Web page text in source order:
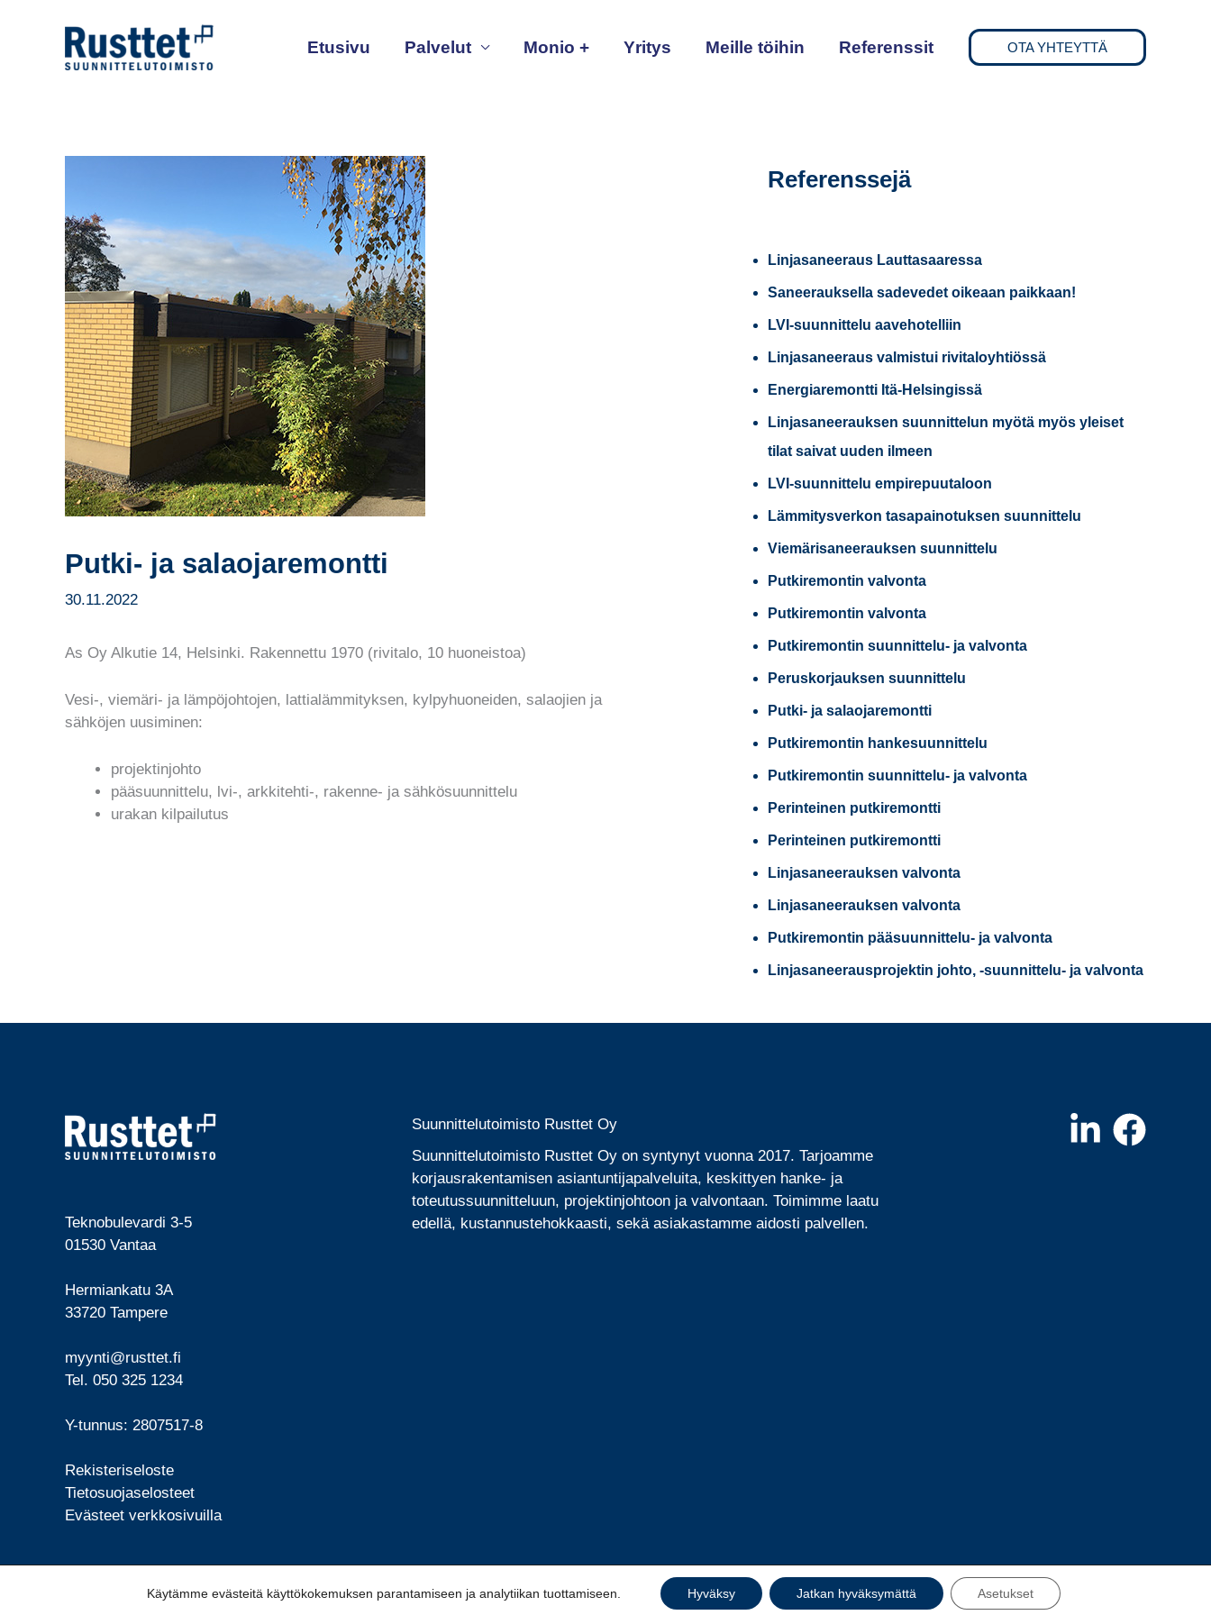
Etusivu Palvelut Monio + Yritys Meille töihin Referenssit OTA YHTEYTTÄ
Putki- ja salaojaremontti
30.11.2022
As Oy Alkutie 14, Helsinki. Rakennettu 1970 (rivitalo, 10 huoneistoa)
Vesi-, viemäri- ja lämpöjohtojen, lattialämmityksen, kylpyhuoneiden, salaojien ja
sähköjen uusiminen:
projektinjohto
pääsuunnittelu, lvi-, arkkitehti-, rakenne- ja sähkösuunnittelu
urakan kilpailutus
Referenssejä
Linjasaneeraus Lauttasaaressa
Saneerauksella sadevedet oikeaan paikkaan!
LVI-suunnittelu aavehotelliin
Linjasaneeraus valmistui rivitaloyhtiössä
Energiaremontti Itä-Helsingissä
Linjasaneerauksen suunnittelun myötä myös yleiset
tilat saivat uuden ilmeen
LVI-suunnittelu empirepuutaloon
Lämmitysverkon tasapainotuksen suunnittelu
Viemärisaneerauksen suunnittelu
Putkiremontin valvonta
Putkiremontin valvonta
Putkiremontin suunnittelu- ja valvonta
Peruskorjauksen suunnittelu
Putki- ja salaojaremontti
Putkiremontin hankesuunnittelu
Putkiremontin suunnittelu- ja valvonta
Perinteinen putkiremontti
Perinteinen putkiremontti
Linjasaneerauksen valvonta
Linjasaneerauksen valvonta
Putkiremontin pääsuunnittelu- ja valvonta
Linjasaneerausprojektin johto, -suunnittelu- ja valvonta
Teknobulevardi 3-5
01530 Vantaa
Hermiankatu 3A
33720 Tampere
myynti@rusttet.fi
Tel. 050 325 1234
Y-tunnus: 2807517-8
Rekisteriseloste
Tietosuojaselosteet
Evästeet verkkosivuilla
Suunnittelutoimisto Rusttet Oy
Suunnittelutoimisto Rusttet Oy on syntynyt vuonna 2017. Tarjoamme
korjausrakentamisen asiantuntijapalveluita, keskittyen hanke- ja
toteutussuunnitteluun, projektinjohtoon ja valvontaan. Toimimme laatu
edellä, kustannustehokkaasti, sekä asiakastamme aidosti palvellen.
Käytämme evästeitä käyttökokemuksen parantamiseen ja analytiikan tuottamiseen. Hyväksy Jatkan hyväksymättä Asetukset